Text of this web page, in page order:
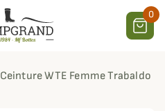
0
Ceinture WTE Femme Trabaldo